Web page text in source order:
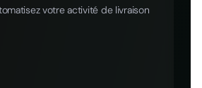
votre activité de livraison